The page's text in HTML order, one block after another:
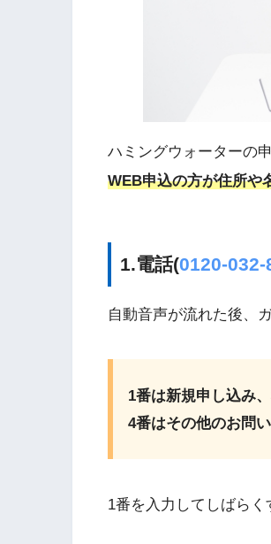
ハミングウォーターの
WEB申込の方が住所や
1.電話(0120-032-
自動音声が流れた後、
1番は新規申し込み
4番はその他のお問
1番を入力してしばらく